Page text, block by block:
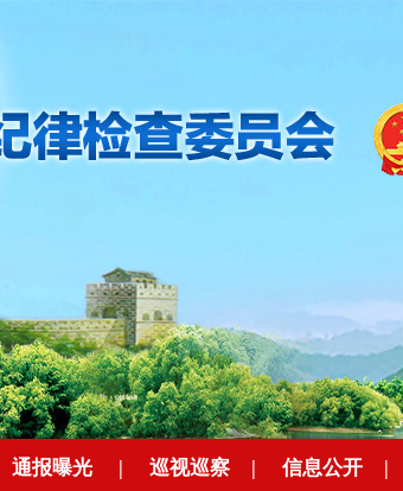
通报曝光 | 巡视巡察 | 信息公开 |